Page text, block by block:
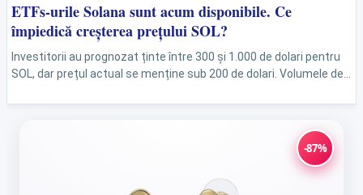
ETFs-urile Solana sunt acum disponibile. Ce
împiedică creșterea prețului SOL?
Investitorii au prognozat ținte între 300 și 1.000 de dolari pentru
SOL, dar prețul actual se menține sub 200 de dolari. Volumele de
-87%